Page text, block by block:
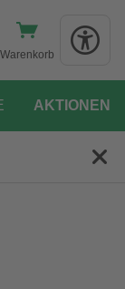
Warenkorb
AKTIONEN